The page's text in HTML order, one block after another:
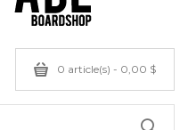
0 article(s) - 0,00 $